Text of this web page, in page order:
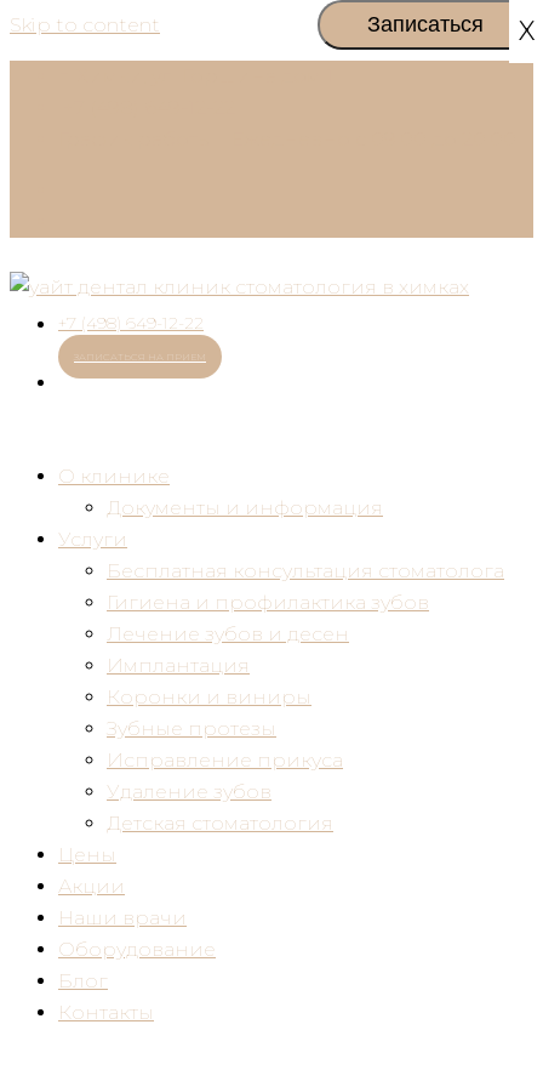
Skip to content
+7 (498) 649-12-22
ЗАПИСАТЬСЯ НА ПРИЕМ
О клинике
Документы и информация
Услуги
Бесплатная консультация стоматолога
Гигиена и профилактика зубов
Лечение зубов и десен
Имплантация
Коронки и виниры
Зубные протезы
Исправление прикуса
Удаление зубов
Детская стоматология
Цены
Акции
Наши врачи
Оборудование
Блог
Контакты
X